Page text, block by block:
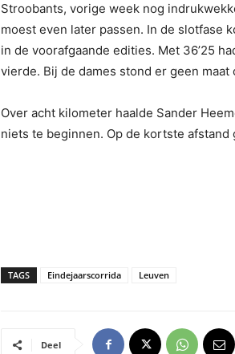
Stroobants, vorige week nog
moest even later passen. In de slotfase
in de voorafgaande edities. Met 36’25
vierde. Bij de dames stond er geen
Over acht kilometer haalde Sander
niets te beginnen. Op de kortste
TAGS Eindejaarscorrida Leuven
Deel